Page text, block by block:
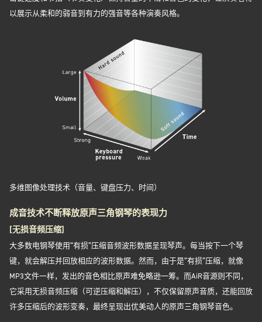
以展示从柔和的弱音到有力的强音等各种演奏风格。
多维图像处理技术（音量、键盘压力、时间）
成音技术不断释放原声三角钢琴的表现力
[无损音频压缩]
大多数电钢琴使用“有损”压缩音频波形数据呈现琴声。每当按下一个琴
键，就会解压并回放相应的波形数据。然而，由于是“有损”压缩，就像
MP3文件一样，发出的音色相比原声难免略逊一筹。而AiR音源则不同，
它采用无损音频压缩（可逆压缩和解压），不仅保留原声音质，还能回放
许多压缩后的波形变奏，最终呈现出优美动人的原声三角钢琴音色。